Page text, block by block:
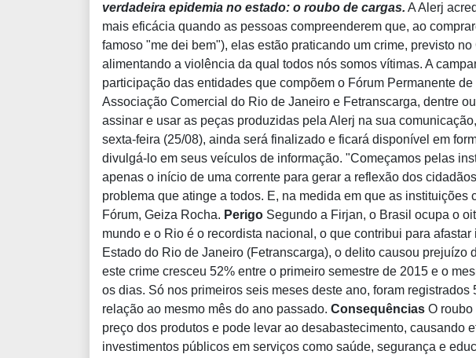
verdadeira epidemia no estado: o roubo de cargas. A Alerj
mais eficácia quando as pessoas compreenderem que, ao
famoso "me dei bem"), elas estão praticando um crime, previsto
alimentando a violência da qual todos nós somos vítimas. A
participação das entidades que compõem o Fórum Permanente
Associação Comercial do Rio de Janeiro e Fetranscarga, dentre
assinar e usar as peças produzidas pela Alerj na sua
sexta-feira (25/08), ainda será finalizado e ficará disponível em
divulgá-lo em seus veículos de informação. "Começamos pelas
apenas o início de uma corrente para gerar a reflexão dos
problema que atinge a todos. E, na medida em que as
Fórum, Geiza Rocha. Perigo Segundo a Firjan, o Brasil ocupa o
mundo e o Rio é o recordista nacional, o que contribui para
Estado do Rio de Janeiro (Fetranscarga), o delito causou
este crime cresceu 52% entre o primeiro semestre de 2015 e o
os dias. Só nos primeiros seis meses deste ano, foram
relação ao mesmo mês do ano passado. Consequências O
preço dos produtos e pode levar ao desabastecimento, causando
investimentos públicos em serviços como saúde, segurança e